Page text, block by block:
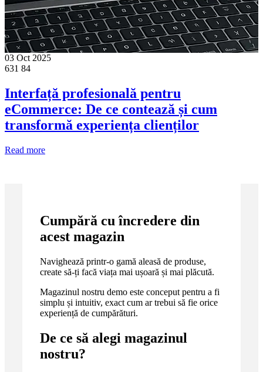
03 Oct 2025
631 84
Interfață profesională pentru
eCommerce: De ce contează și cum
transformă experiența clienților
Read more
Cumpără cu încredere din
acest magazin
Navighează printr-o gamă aleasă de produse,
create să-ți facă viața mai ușoară și mai plăcută.
Magazinul nostru demo este conceput pentru a fi
simplu și intuitiv, exact cum ar trebui să fie orice
experiență de cumpărături.
De ce să alegi magazinul
nostru?